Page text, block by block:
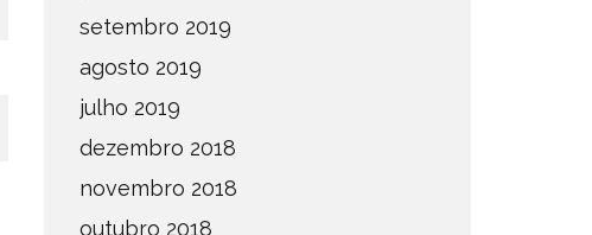
setembro 2019
agosto 2019
julho 2019
dezembro 2018
novembro 2018
outubro 2018